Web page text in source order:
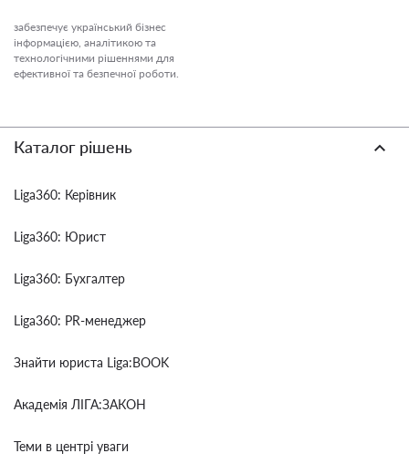
забезпечує український бізнес
інформацією, аналітикою та
технологічними рішеннями для
ефективної та безпечної роботи.
Каталог рішень
Liga360: Керівник
Liga360: Юрист
Liga360: Бухгалтер
Liga360: PR-менеджер
Знайти юриста Liga:BOOK
Академія ЛІГА:ЗАКОН
Теми в центрі уваги